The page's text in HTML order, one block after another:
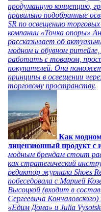
продуманную концепцию,
правильно подобранные
SR по освещению
компании «Точка опоры»
рассказывает об
модном и обувном
работать с товаром,
покупателей. Она
принципы в освещении
торговому пространству.
Как
лицензионный продукт с
модным брендам стоит
как стратегический
редактор журнала Shoes
побеседовала с Марией
Высоцкой (входит в
Сергеевича
«Едим Дома» и Julia